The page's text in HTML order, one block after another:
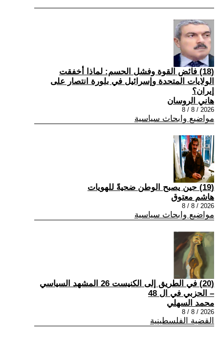
(18) فائض القوة وفشل الحسم: لماذا أخفقت
الولايات المتحدة وإسرائيل في بلورة انتصار على
إيران؟
هاني الروسان
2026 / 8 / 8
مواضيع وابحاث سياسية
(19) حين يصبح الوطن ضحيةً للهويات
هاشم معتوق
2026 / 8 / 8
مواضيع وابحاث سياسية
(20) في الطريق إلى الكنيست 26 المشهد السياسي
– الحزبي في ال 48
محمد السهلي
2026 / 8 / 8
القضية الفلسطينية